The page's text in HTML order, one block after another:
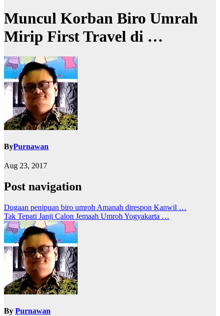
Muncul Korban Biro Umrah
Mirip First Travel di …
ByPurnawan
Aug 23, 2017
Post navigation
Dugaan penipuan biro umroh Amanah direspon Kanwil …
Tak Tepati Janji Calon Jemaah Umroh Yogyakarta …
By Purnawan